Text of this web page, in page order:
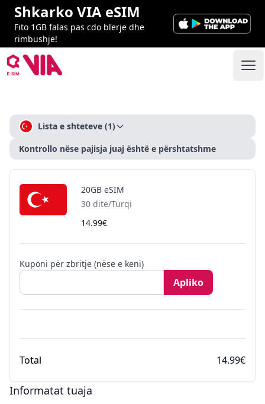
Shkarko VIA eSIM
Fito 1GB falas pas cdo blerje dhe
rimbushje!
VIA ESIM
CheckoutLista e shteteve (1)
Kontrollo nëse pajisja juaj është e përshtatshme
20GB eSIM
30 dite/Turqi
14.99€
Kuponi për zbritje (nëse e keni)
Apliko
Total 14.99€
Informatat tuaja